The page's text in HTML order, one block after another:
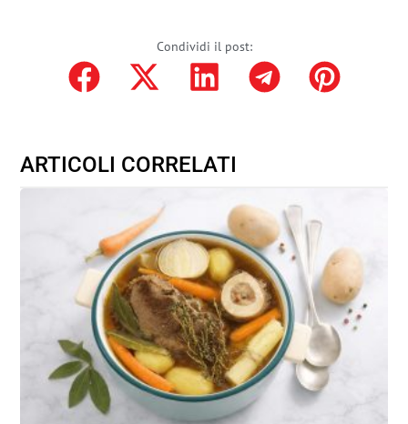
Condividi il post:
ARTICOLI CORRELATI